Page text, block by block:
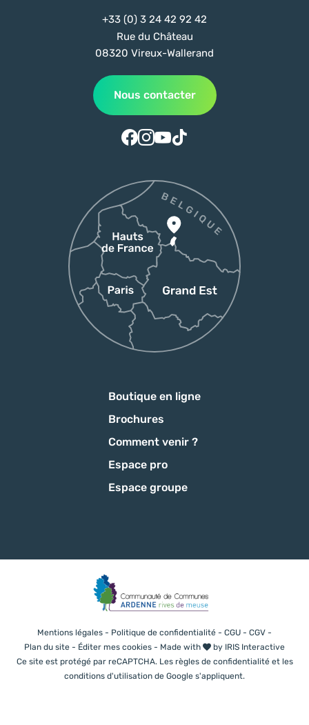
+33 (0) 3 24 42 92 42
Rue du Château
08320 Vireux-Wallerand
Nous contacter
Suivez-nous sur Facebook
Suivez-nous sur Instagram
Suivez-nous sur Youtube
Suivez-nous sur Tiktok
Boutique en ligne
Brochures
Comment venir ?
Espace pro
Espace groupe
Mentions légales - Politique de confidentialité - CGU - CGV -
Plan du site - Éditer mes cookies - Made with by IRIS Interactive
Ce site est protégé par reCAPTCHA. Les règles de confidentialitéet les
conditions d'utilisation de Google s'appliquent.